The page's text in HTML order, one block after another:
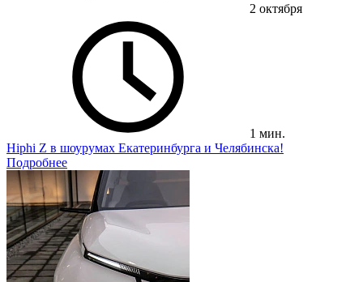
2 октября
1 мин.
Hiphi Z в шоурумах Екатеринбурга и Челябинска!
Подробнее